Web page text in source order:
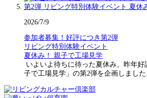
2026/7/9
参加者募集！好評につき第2弾
リビング特別体験イベント
夏休み！ 親子で工場見学
いよいよ待ちに待った夏休み。昨年
子で工場見学」の第2弾を企画しまし